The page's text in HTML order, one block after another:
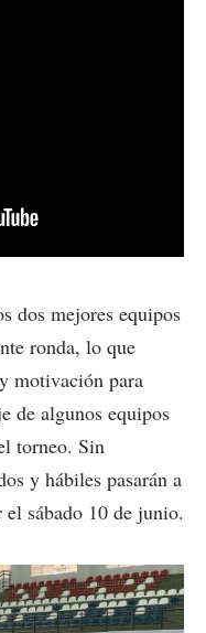
dos mejores equipos
ronda, lo que
motivación para
de algunos equipos
torneo. Sin
y hábiles pasarán a
sábado 10 de junio.